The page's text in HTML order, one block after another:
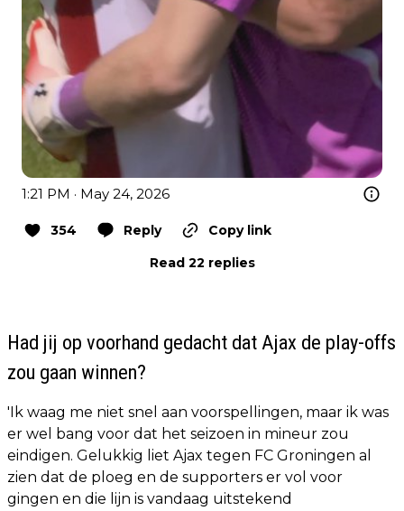
1:21 PM · May 24, 2026
354 Reply
Copy link
Read 22 replies
Had jij op voorhand gedacht dat Ajax de play-offs
zou gaan winnen?
'Ik waag me niet snel aan voorspellingen, maar ik was
er wel bang voor dat het seizoen in mineur zou
eindigen. Gelukkig liet Ajax tegen FC Groningen al
zien dat de ploeg en de supporters er vol voor
gingen en die lijn is vandaag uitstekend